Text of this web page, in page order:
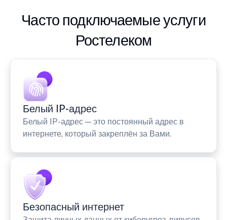
Часто подключаемые услуги
Ростелеком
Белый IP-адрес
Белый IP-адрес — это постоянный адрес в
интернете, который закреплён за Вами.
Безопасный интернет